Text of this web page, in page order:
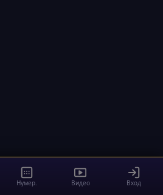
Нумер. Видео Вход